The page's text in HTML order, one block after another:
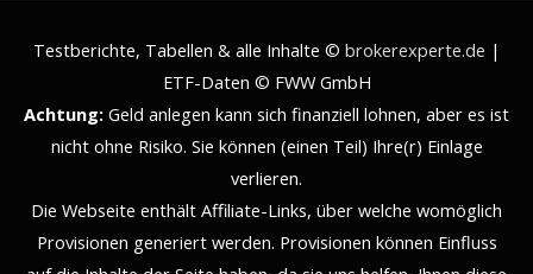
Testberichte, Tabellen & alle Inhalte © brokerexperte.de |
ETF-Daten © FWW GmbH
Achtung: Geld anlegen kann sich finanziell lohnen, aber es ist
nicht ohne Risiko. Sie können (einen Teil) Ihre(r) Einlage
verlieren.
Die Webseite enthält Affiliate-Links, über welche womöglich
Provisionen generiert werden. Provisionen können Einfluss